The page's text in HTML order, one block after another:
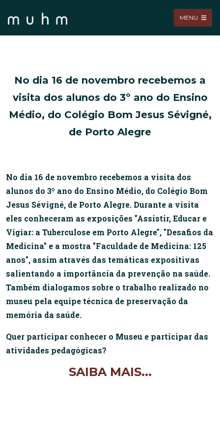
MENU
No dia 16 de novembro recebemos a
visita dos alunos do 3º ano do Ensino
Médio, do Colégio Bom Jesus Sévigné,
de Porto Alegre
No dia 16 de novembro recebemos a visita dos
alunos do 3º ano do Ensino Médio, do Colégio Bom
Jesus Sévigné, de Porto Alegre. Durante a visita
eles conheceram as exposições "Assistir, Educar e
Vigiar: a Tuberculose em Porto Alegre", "Desafios da
Medicina" e a mostra "Faculdade de Medicina: 125
anos", assim através das temáticas expositivas
salientando a importância da prevenção na saúde.
Também dialogamos sobre o trabalho realizado no
museu pela equipe técnica de preservação da
memória da saúde.
Quer participar conhecer o Museu e participar das
atividades pedagógicas?
SAIBA MAIS...